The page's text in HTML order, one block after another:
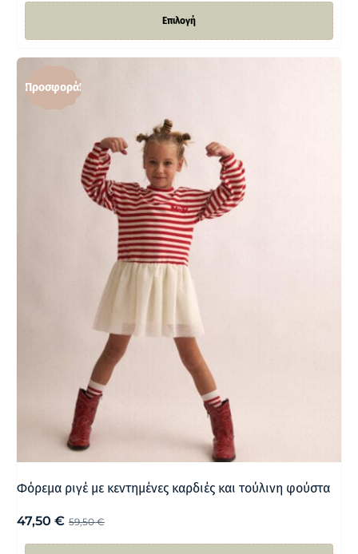
Επιλογή
Προσφορά!
Φόρεμα ριγέ με κεντημένες καρδιές και τούλινη φούστα
59,50€
47,50 €